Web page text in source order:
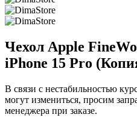
Чехол Apple
iPhone 15 Pro
В связи с нестабильностью
могут измениться, просим
менеджера при заказе.